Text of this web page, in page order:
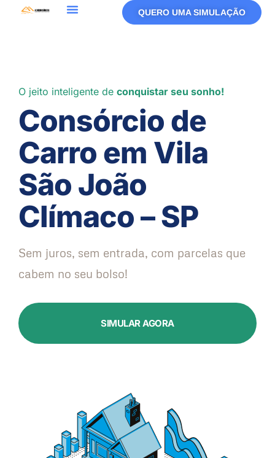
QUERO UMA SIMULAÇÃO
O jeito inteligente de conquistar seu sonho!
Consórcio de
Carro em Vila
São João
Clímaco – SP
Sem juros, sem entrada, com parcelas que
cabem no seu bolso!
SIMULAR AGORA